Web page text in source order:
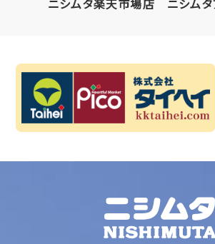
ニシムタ楽天市場店 ニシム